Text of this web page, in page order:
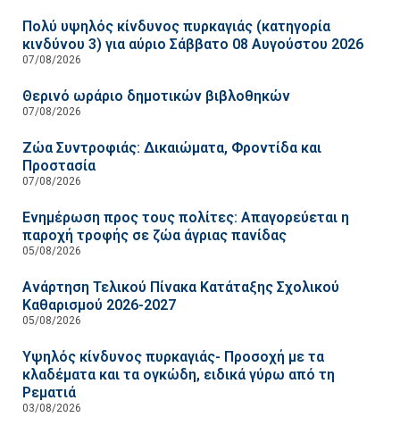
Πολύ υψηλός κίνδυνος πυρκαγιάς (κατηγορία
κινδύνου 3) για αύριο Σάββατο 08 Αυγούστου 2026
07/08/2026
Θερινό ωράριο δημοτικών βιβλοθηκών
07/08/2026
Ζώα Συντροφιάς: Δικαιώματα, Φροντίδα και
Προστασία
07/08/2026
Ενημέρωση προς τους πολίτες: Απαγορεύεται η
παροχή τροφής σε ζώα άγριας πανίδας
05/08/2026
Ανάρτηση Τελικού Πίνακα Κατάταξης Σχολικού
Καθαρισμού 2026-2027
05/08/2026
Υψηλός κίνδυνος πυρκαγιάς- Προσοχή με τα
κλαδέματα και τα ογκώδη, ειδικά γύρω από τη
Ρεματιά
03/08/2026